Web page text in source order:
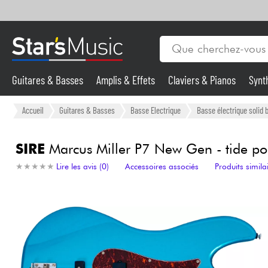
Guitares & Basses
Synthés & Sampleurs
Micros & HF
Eclairage
Guitares & Basses Amplis & Effets Claviers & Pianos
Accueil Guitares & Basses Basse Electrique Basse électrique solid
SIRE Marcus Miller P7 New Gen - tide
★ ★ ★ ★ ★
★ ★ ★ ★ ★ Lire les avis (0) Accessoires associés Produits